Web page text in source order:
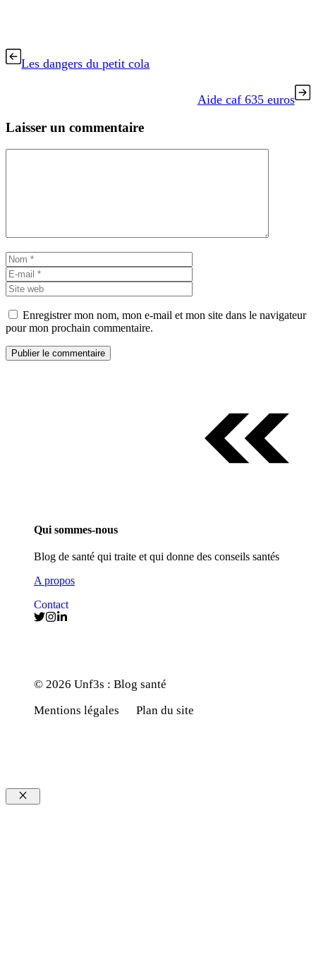
Les dangers du petit cola
Aide caf 635 euros
Laisser un commentaire
Nom
mail
web
Enregistrer mon nom, mon e-mail et mon site dans le navigateur
pour mon prochain commentaire.
Qui sommes-nous
Blog de santé qui traite et qui donne des conseils santés
A propos
Contact
© 2026 Unf3s : Blog santé
Mentions légales
Plan du site
Fermer